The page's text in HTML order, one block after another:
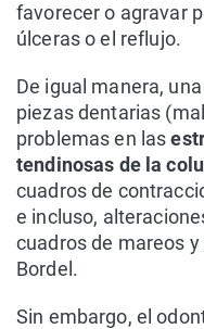
favorecer o agravar
úlceras o el reflujo.
De igual manera,
piezas dentarias
problemas en las
tendinosas de la
cuadros de
e incluso,
cuadros de mareos
Bordel.
Sin embargo, el